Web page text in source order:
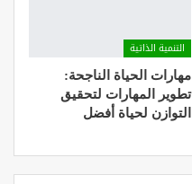
التنمية الذاتية
مهارات الحياة الناجحة:
تطوير المهارات لتحقيق
التوازن لحياة أفضل